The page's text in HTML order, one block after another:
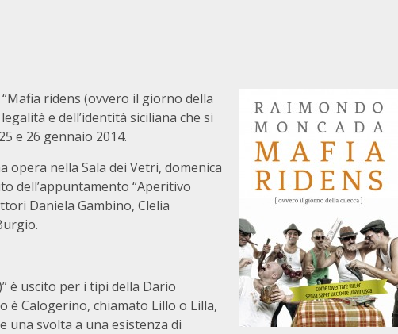
ridens (ovvero il giorno della
e dell’identità siciliana che si
e 26 gennaio 2014.
opera nella Sala dei Vetri, domenica
dell’appuntamento “Aperitivo
Daniela Gambino, Clelia
è uscito per i tipi della Dario
è Calogerino, chiamato Lillo o Lilla,
una svolta a una esistenza di